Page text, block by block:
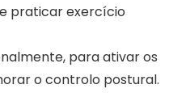
praticar exercício
para ativar os
o controlo postural.